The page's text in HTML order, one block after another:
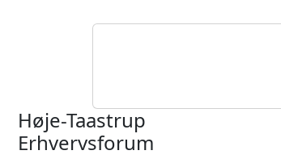
Høje-Taastrup
Erhvervsforum